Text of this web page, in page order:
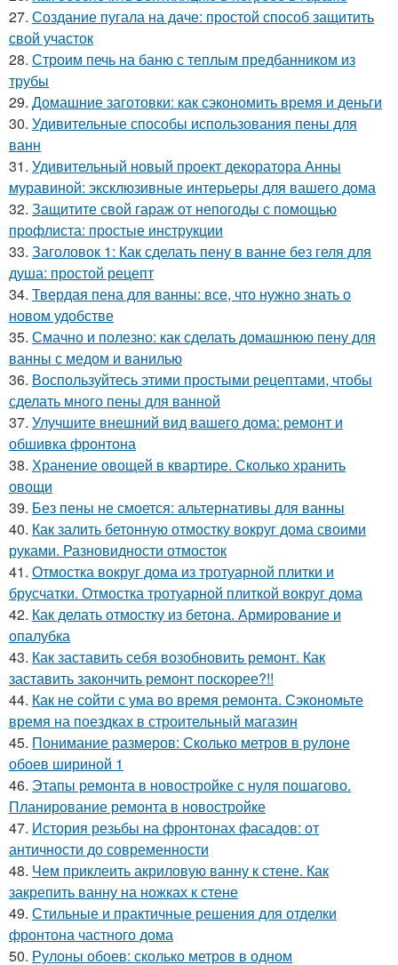
27. Создание пугала на даче: простой способ защитить
свой участок
28. Строим печь на баню с теплым предбанником из
трубы
29. Домашние заготовки: как сэкономить время и деньги
30. Удивительные способы использования пены для
ванн
31. Удивительный новый проект декоратора Анны
муравиной: эксклюзивные интерьеры для вашего дома
32. Защитите свой гараж от непогоды с помощью
профлиста: простые инструкции
33. Заголовок 1: Как сделать пену в ванне без геля для
душа: простой рецепт
34. Твердая пена для ванны: все, что нужно знать о
новом удобстве
35. Смачно и полезно: как сделать домашнюю пену для
ванны с медом и ванилью
36. Воспользуйтесь этими простыми рецептами, чтобы
сделать много пены для ванной
37. Улучшите внешний вид вашего дома: ремонт и
обшивка фронтона
38. Хранение овощей в квартире. Сколько хранить
овощи
39. Без пены не смоется: альтернативы для ванны
40. Как залить бетонную отмостку вокруг дома своими
руками. Разновидности отмосток
41. Отмостка вокруг дома из тротуарной плитки и
брусчатки. Отмостка тротуарной плиткой вокруг дома
42. Как делать отмостку из бетона. Армирование и
опалубка
43. Как заставить себя возобновить ремонт. Как
заставить закончить ремонт поскорее?!!
44. Как не сойти с ума во время ремонта. Сэкономьте
время на поездках в строительный магазин
45. Понимание размеров: Сколько метров в рулоне
обоев шириной 1
46. Этапы ремонта в новостройке с нуля пошагово.
Планирование ремонта в новостройке
47. История резьбы на фронтонах фасадов: от
античности до современности
48. Чем приклеить акриловую ванну к стене. Как
закрепить ванну на ножках к стене
49. Стильные и практичные решения для отделки
фронтона частного дома
50. Рулоны обоев: сколько метров в одном